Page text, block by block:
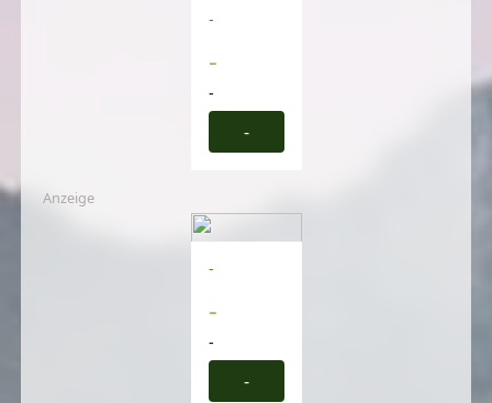
-
-
-
-
Anzeige
-
-
-
-